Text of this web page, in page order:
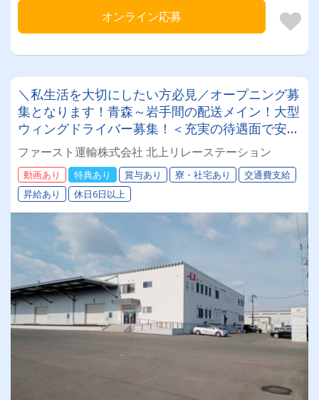
オンライン応募
＼私生活を大切にしたい方必見／オープニング募
集となります！青森～岩手間の配送メイン！大型
ウィングドライバー募集！＜充実の待遇面で安心
＞★免許取得支援制度 ★入社祝い金制度あり ★
退職金 ★無事故表彰免許をお持ちであれば、未
経験者も歓迎します☆彡
ファースト運輸株式会社 北上リレーステーション
動画あり 特典あり 賞与あり 寮・社宅あり
交通費支給
昇給あり
休日6日以上